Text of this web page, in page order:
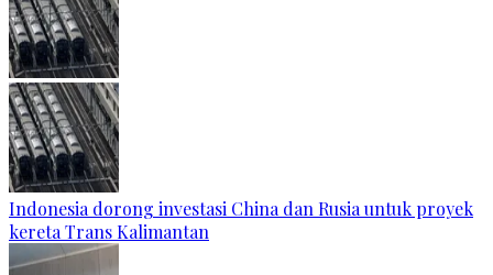
Indonesia dorong investasi China dan Rusia untuk proyek
kereta Trans Kalimantan